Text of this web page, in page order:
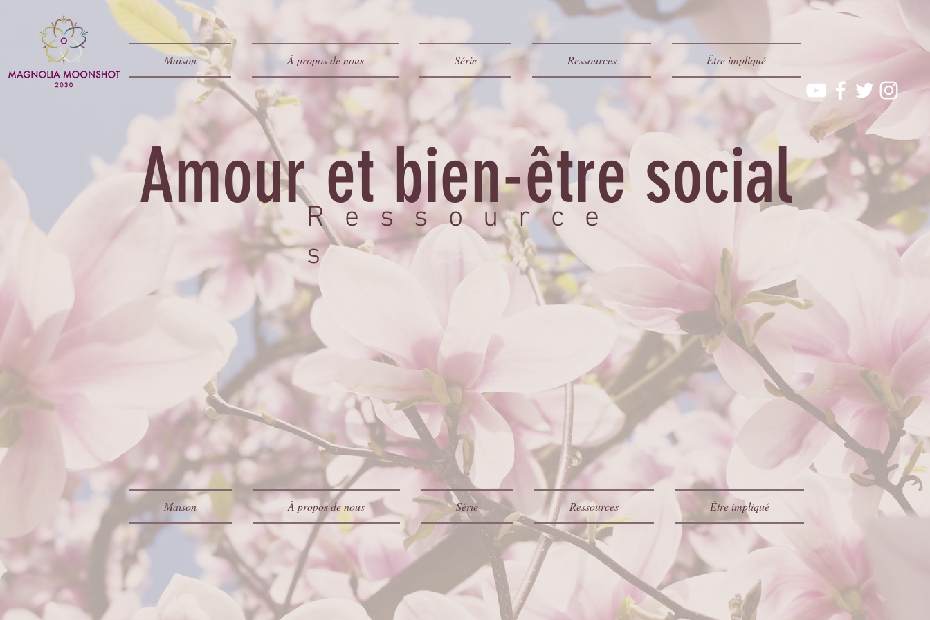
Maison À propos de nous Série Ressources Être impliqué
Amour et bien-être social
Ressource
s
Maison À propos de nous Série Ressources Être impliqué